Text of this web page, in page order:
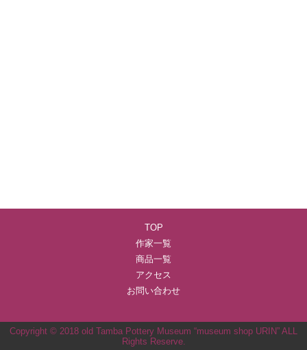
TOP
作家一覧
商品一覧
アクセス
お問い合わせ
Copyright © 2018 old Tamba Pottery Museum “museum shop URIN” ALL
Rights Reserve.